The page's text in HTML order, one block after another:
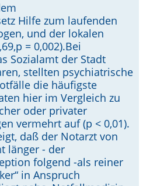
Hilfe zum laufenden
und der lokalen
= 0,002).Bei
Sozialamt der Stadt
stellten psychiatrische
die häufigste
hier im Vergleich zu
oder privater
vermehrt auf (p < 0,01).
daß der Notarzt von
länger - der
folgend -als reiner
in Anspruch